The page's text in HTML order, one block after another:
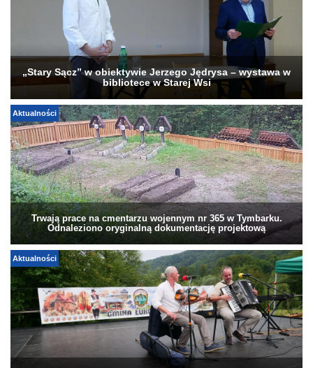
„Stary Sącz” w obiektywie Jerzego Jędrysa – wystawa w
bibliotece w Starej Wsi
Aktualności
Trwają prace na cmentarzu wojennym nr 365 w Tymbarku.
Odnaleziono oryginalną dokumentację projektową
Aktualności